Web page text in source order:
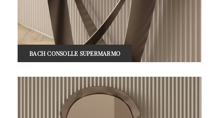
BACH CONSOLLE SUPERMARMO